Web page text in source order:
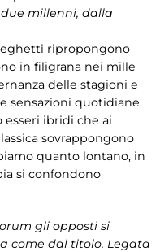
millenni, dalla
ripropongono
in filigrana nei mille
delle stagioni e
sensazioni quotidiane.
esseri ibridi che ai
sovrappongono
quanto lontano, in
si confondono
gli opposti si
come dal titolo. Legata